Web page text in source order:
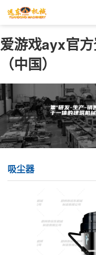
爱游戏ayx官
（中国）
吸尘器